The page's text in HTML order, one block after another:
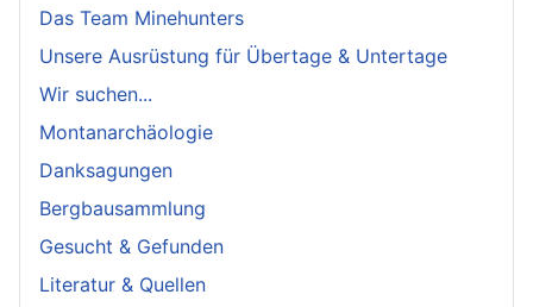
Das Team Minehunters
Unsere Ausrüstung für Übertage & Untertage
Wir suchen...
Montanarchäologie
Danksagungen
Bergbausammlung
Gesucht & Gefunden
Literatur & Quellen